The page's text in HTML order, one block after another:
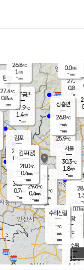
양주
27.3℃
0.8
-mm
과천
26.1
0.0m/s
- mm
파주금촌
27.9℃
1.4m/s
-mm
탄현
27.4℃
0.8m/s
-mm
의왕
- ℃
m/s
mm
김포
27.9℃
0.0 m/s
mm
광명
30.4 ℃
0.5 m/s
-mm
부천
30.3℃
0.7m/s
-mm
구로
29.6℃
0.4m/s
-mm
은평
25.9℃
0.3 m/s
- mm
-
수리산길
-℃
-m/s
-mm
장흥면
26.8℃
-m/s
-mm
0.0m/s
-mm
김포(공)
28.0℃
0.4m/s
-mm
수원
28℃
1.4 m/s
서울
30.3℃
1.8m/s
-mm
26.8℃
1 m/s
-mm